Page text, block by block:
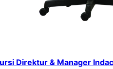
Direktur & Manager